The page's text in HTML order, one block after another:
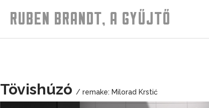
RUBEN BRANDT, A GYŰJTŐ
Tövishúzó / remake: Milorad Krstić